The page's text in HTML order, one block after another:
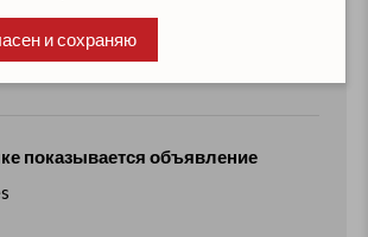
показывается объявление
и сохраняю